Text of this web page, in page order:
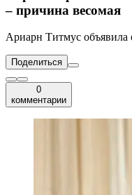
– причина весомая
Ариарн Титмус объявила
Поделиться
0
комментарии